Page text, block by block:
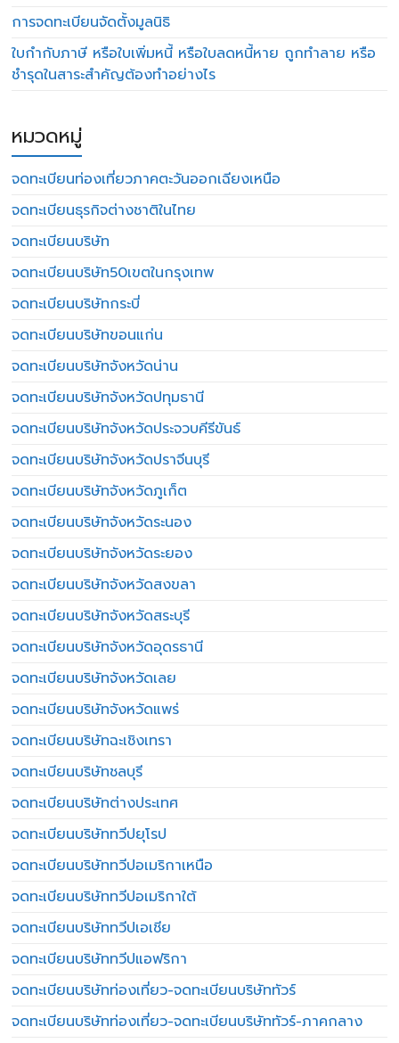
การจดทะเบียนจัดตั้งมูลนิธิ
ใบกำกับภาษี หรือใบเพิ่มหนี้ หรือใบลดหนี้หาย ถูกทำลาย หรือ
ชำรุดในสาระสำคัญต้องทำอย่างไร
หมวดหมู่
จดทะเบียนท่องเที่ยวภาคตะวันออกเฉียงเหนือ
จดทะเบียนธุรกิจต่างชาติในไทย
จดทะเบียนบริษัท
จดทะเบียนบริษัท50เขตในกรุงเทพ
จดทะเบียนบริษัทกระบี่
จดทะเบียนบริษัทขอนแก่น
จดทะเบียนบริษัทจังหวัดน่าน
จดทะเบียนบริษัทจังหวัดปทุมธานี
จดทะเบียนบริษัทจังหวัดประจวบคีรีขันธ์
จดทะเบียนบริษัทจังหวัดปราจีนบุรี
จดทะเบียนบริษัทจังหวัดภูเก็ต
จดทะเบียนบริษัทจังหวัดระนอง
จดทะเบียนบริษัทจังหวัดระยอง
จดทะเบียนบริษัทจังหวัดสงขลา
จดทะเบียนบริษัทจังหวัดสระบุรี
จดทะเบียนบริษัทจังหวัดอุดรธานี
จดทะเบียนบริษัทจังหวัดเลย
จดทะเบียนบริษัทจังหวัดแพร่
จดทะเบียนบริษัทฉะเชิงเทรา
จดทะเบียนบริษัทชลบุรี
จดทะเบียนบริษัทต่างประเทศ
จดทะเบียนบริษัททวีปยุโรป
จดทะเบียนบริษัททวีปอเมริกาเหนือ
จดทะเบียนบริษัททวีปอเมริกาใต้
จดทะเบียนบริษัททวีปเอเชีย
จดทะเบียนบริษัททวีปแอฟริกา
จดทะเบียนบริษัทท่องเที่ยว-จดทะเบียนบริษัททัวร์
จดทะเบียนบริษัทท่องเที่ยว-จดทะเบียนบริษัททัวร์-ภาคกลาง